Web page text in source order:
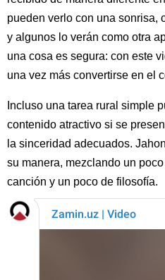
pueden verlo con una sonrisa,
y algunos lo verán como otra
una cosa es segura: con este
una vez más convertirse en el
Incluso una tarea rural simple
contenido atractivo si se
la sinceridad adecuados.
su manera, mezclando un
canción y un poco de filosofía.